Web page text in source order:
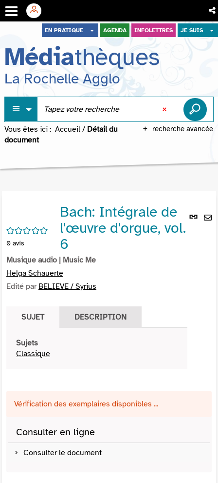
menu
contenu
recherche
EN PRATIQUE AGENDA INFOLETTRES JE SUIS
Médiathèques
La Rochelle Agglo
recherche avancée
Vous êtes ici : Accueil / Détail du
document
Lien
/5
0 avis
Bach: Intégrale de
l'œuvre d'orgue, vol.
6
Musique audio | Music Me
Helga Schauerte
Edité par BELIEVE / Syrius
SUJET DESCRIPTION
Sujets
Classique
Vérification des exemplaires disponibles ...
Consulter en ligne
Consulter le document